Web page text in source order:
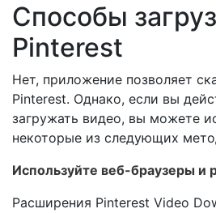
Способы
Pinterest
Нет, приложение позволяет
Pinterest. Однако, если вы
загружать видео, вы можете
некоторые из следующих
Используйте веб-браузеры и
Расширения Pinterest Video